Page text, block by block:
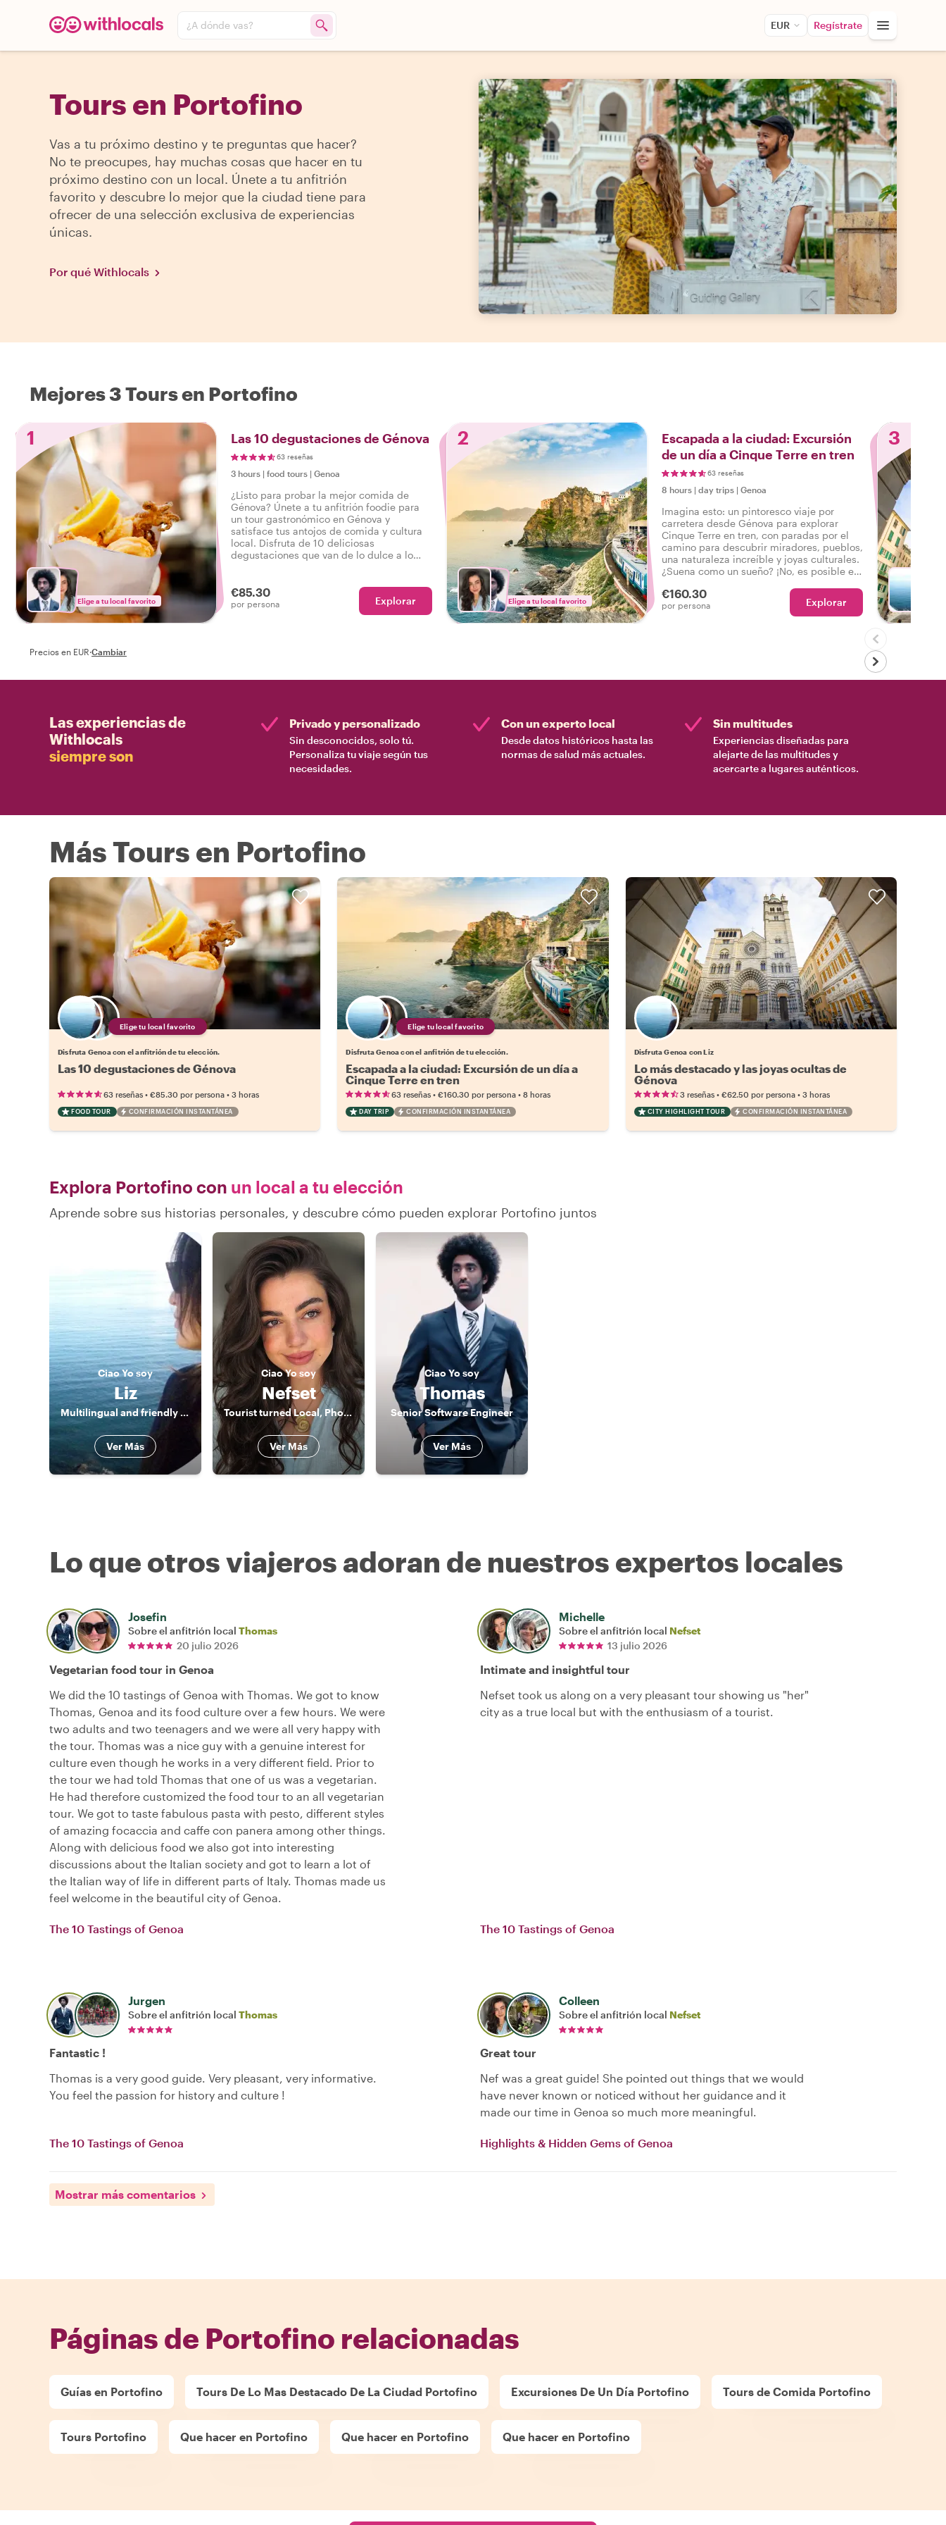
¿A dónde vas? EUR Regístrate
Tours en Portofino
Vas a tu próximo destino y te preguntas que hacer?
No te preocupes, hay muchas cosas que hacer en tu
próximo destino con un local. Únete a tu anfitrión
favorito y descubre lo mejor que la ciudad tiene para
ofrecer de una selección exclusiva de experiencias
únicas.
Por qué Withlocals
Mejores 3 Tours en Portofino
1
Elige a tu local favorito
Las 10 degustaciones de Génova
63 reseñas
3 hours | food tours | Genoa
¿Listo para probar la mejor comida de
Génova? Únete a tu anfitrión foodie para
un tour gastronómico en Génova y
satisface tus antojos de comida y cultura
local. Disfruta de 10 deliciosas
degustaciones que van de lo dulce a lo
€85.30
por persona Explorar
2
Elige a tu local favorito
Escapada a la ciudad: Excursión
de un día a Cinque Terre en tren
63 reseñas
8 hours | day trips | Genoa
Imagina esto: un pintoresco viaje por
carretera desde Génova para explorar
Cinque Terre en tren, con paradas por el
camino para descubrir miradores, pueblos,
una naturaleza increíble y joyas culturales.
¿Suena como un sueño? ¡No, es posible en
un anfitrión local al mando!
€160.30
por persona Explorar
3
Precios en EUR·Cambiar
Las experiencias de
Withlocals
siempre son
Privado y personalizado
Sin desconocidos, solo tú.
Personaliza tu viaje según tus
necesidades.
Con un experto local
Desde datos históricos hasta las
normas de salud más actuales.
Sin multitudes
Experiencias diseñadas para
alejarte de las multitudes y
acercarte a lugares auténticos.
Más Tours en Portofino
Elige tu local favorito
Disfruta Genoa con el anfitrión de tu elección.
Las 10 degustaciones de Génova
63 reseñas • €85.30 por persona • 3 horas
FOOD TOUR CONFIRMACIÓN INSTANTÁNEA
Elige tu local favorito
Disfruta Genoa con el anfitrión de tu elección.
Escapada a la ciudad: Excursión de un día a
Cinque Terre en tren
63 reseñas •€160.30 por persona •8 horas
DAY TRIP CONFIRMACIÓN INSTANTÁNEA
Disfruta Genoa con Liz
Lo más destacado y las joyas ocultas de
Génova
3 reseñas• €62.50 por persona• 3 horas
CITY HIGHLIGHT TOUR CONFIRMACIÓN INSTANTÁNEA
Explora Portofino con un local a tu elección
Aprende sobre sus historias personales, y descubre cómo pueden explorar Portofino juntos
CiaoYo soy
Liz
Multilingual and friendly Tour Guide
Ver Más
CiaoYo soy
Nefset
Tourist turned Local, Photographer
Ver Más
CiaoYo soy
Thomas
Senior Software Engineer
Ver Más
Lo que otros viajeros adoran de nuestros expertos locales
Josefin
Sobre el anfitrión local Thomas
20 julio 2026
Vegetarian food tour in Genoa
We did the 10 tastings of Genoa with Thomas. We got to know
Thomas, Genoa and its food culture over a few hours. We were
two adults and two teenagers and we were all very happy with
the tour. Thomas was a nice guy with a genuine interest for
culture even though he works in a very different field. Prior to
the tour we had told Thomas that one of us was a vegetarian.
He had therefore customized the food tour to an all vegetarian
tour. We got to taste fabulous pasta with pesto, different styles
of amazing focaccia and caffe con panera among other things.
Along with delicious food we also got into interesting
discussions about the Italian society and got to learn a lot of
the Italian way of life in different parts of Italy. Thomas made us
feel welcome in the beautiful city of Genoa.
The 10 Tastings of Genoa
Michelle
Sobre el anfitrión local Nefset
13 julio 2026
Intimate and insightful tour
Nefset took us along on a very pleasant tour showing us "her"
city as a true local but with the enthusiasm of a tourist.
The 10 Tastings of Genoa
Jurgen
Sobre el anfitrión local Thomas
Fantastic !
Thomas is a very good guide. Very pleasant, very informative.
You feel the passion for history and culture !
The 10 Tastings of Genoa
Colleen
Sobre el anfitrión local Nefset
Great tour
Nef was a great guide! She pointed out things that we would
have never known or noticed without her guidance and it
made our time in Genoa so much more meaningful.
Highlights & Hidden Gems of Genoa
Mostrar más comentarios
Páginas de Portofino relacionadas
Guías en Portofino Tours De Lo Mas Destacado De La Ciudad Portofino Excursiones De Un Día Portofino Tours de Comida Portofino
Tours Portofino Que hacer en Portofino Que hacer en Portofino Que hacer en Portofino